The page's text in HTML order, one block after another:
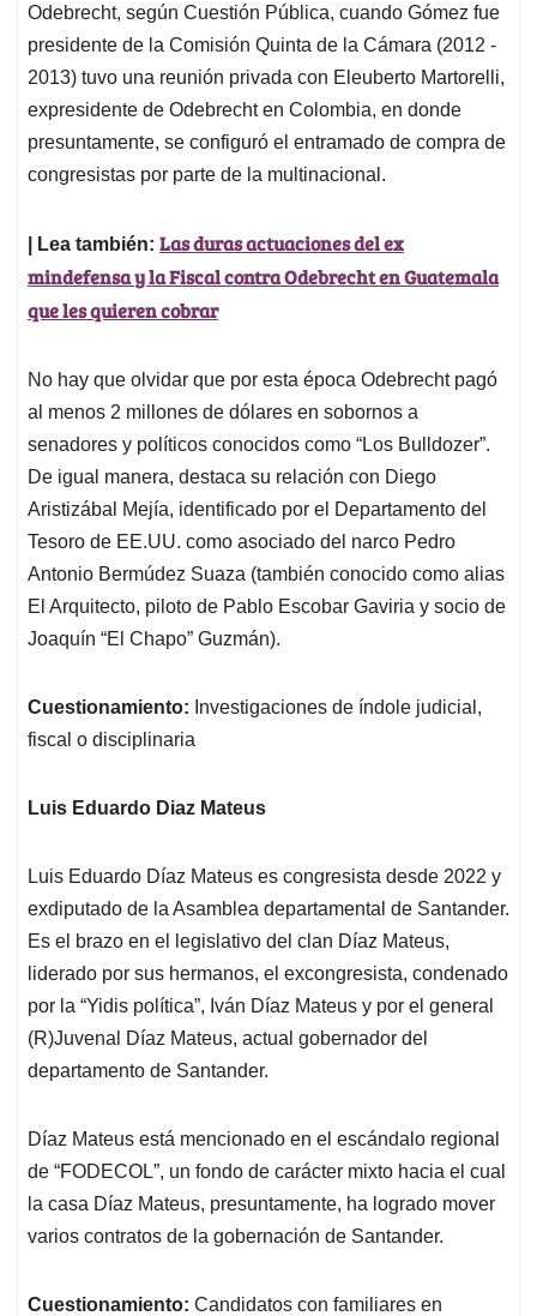
Odebrecht, según Cuestión Pública, cuando Gómez fue
presidente de la Comisión Quinta de la Cámara (2012 -
2013) tuvo una reunión privada con Eleuberto Martorelli,
expresidente de Odebrecht en Colombia, en donde
presuntamente, se configuró el entramado de compra de
congresistas por parte de la multinacional.
| Lea también: Las duras actuaciones del ex
mindefensa y la Fiscal contra Odebrecht en Guatemala
que les quieren cobrar
No hay que olvidar que por esta época Odebrecht pagó
al menos 2 millones de dólares en sobornos a
senadores y políticos conocidos como “Los Bulldozer”.
De igual manera, destaca su relación con Diego
Aristizábal Mejía, identificado por el Departamento del
Tesoro de EE.UU. como asociado del narco Pedro
Antonio Bermúdez Suaza (también conocido como alias
El Arquitecto, piloto de Pablo Escobar Gaviria y socio de
Joaquín “El Chapo” Guzmán).
Cuestionamiento: Investigaciones de índole judicial,
fiscal o disciplinaria
Luis Eduardo Diaz Mateus
Luis Eduardo Díaz Mateus es congresista desde 2022 y
exdiputado de la Asamblea departamental de Santander.
Es el brazo en el legislativo del clan Díaz Mateus,
liderado por sus hermanos, el excongresista, condenado
por la “Yidis política”, Iván Díaz Mateus y por el general
(R)Juvenal Díaz Mateus, actual gobernador del
departamento de Santander.
Díaz Mateus está mencionado en el escándalo regional
de “FODECOL”, un fondo de carácter mixto hacia el cual
la casa Díaz Mateus, presuntamente, ha logrado mover
varios contratos de la gobernación de Santander.
Cuestionamiento: Candidatos con familiares en